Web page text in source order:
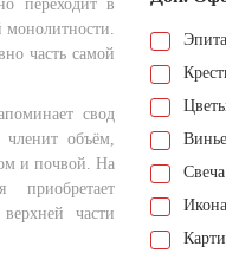
переходит в
монолитности.
часть самой
свод
членит объём,
и почвой. На
приобретает
части
Свеча